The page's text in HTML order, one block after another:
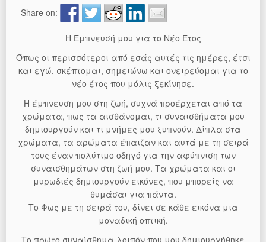
Share on:
Η Έμπνευσή μου για το Νέο Έτος
Όπως οι περισσότεροι από εσάς αυτές τις ημέρες, έτσι
και εγώ, σκέπτομαι, σημειώνω και ονειρεύομαι για το
νέο έτος που μόλις ξεκίνησε.
Η έμπνευση μου στη ζωή, συχνά προέρχεται από τα
χρώματα, πως τα αισθάνομαι, τι συναισθήματα μου
δημιουργούν και τι μνήμες μου ξυπνούν. Δίπλα στα
χρώματα, τα αρώματα έπαιζαν και αυτά με τη σειρά
τους έναν πολύτιμο οδηγό για την αφύπνιση των
συναισθημάτων στη ζωή μου. Τα χρώματα και οι
μυρωδιές δημιουργούν εικόνες, που μπορείς να
θυμάσαι για πάντα.
Το Φως με τη σειρά του, δίνει σε κάθε εικόνα μια
μοναδική οπτική.
Το πρώτο συναίσθημα λοιπόν που μου δημιουργήθηκε